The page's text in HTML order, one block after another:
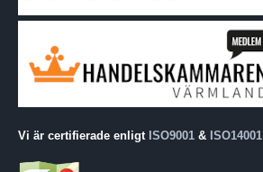
Vi är certifierade enligt ISO9001 & ISO14001